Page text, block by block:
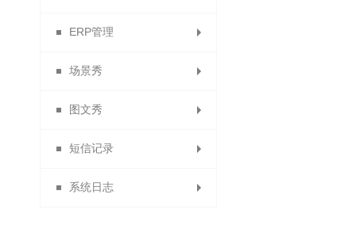
顺丰电子面单
提货点管理
客服QQ
单页管理与添加单页
PC端首页装修
商品列表页装修
APP下载
商家版APP
ERP管理
场景秀
我的场景
表单数据中心
图文秀
我的图文
图文中心
短信记录
短信发送记录
系统日志